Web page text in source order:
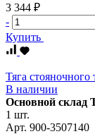
3 344 ₽
-
Купить
Тяга стояночного
В наличии
Основной склад
1 шт.
Арт. 900-3507140